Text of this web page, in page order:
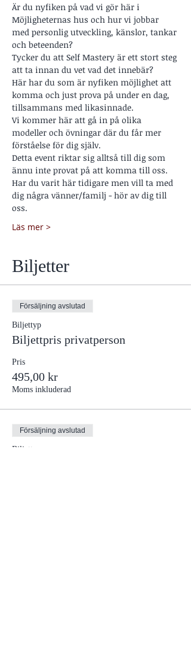
Är du nyfiken på vad vi gör här i
Möjligheternas hus och hur vi jobbar
med personlig utveckling, känslor, tankar
och beteenden?
Tycker du att Self Mastery är ett stort steg
att ta innan du vet vad det innebär?
Här har du som är nyfiken möjlighet att
komma och just prova på under en dag,
tillsammans med likasinnade.
Vi kommer här att gå in på olika
modeller och övningar där du får mer
förståelse för dig själv.
Detta event riktar sig alltså till dig som
ännu inte provat på att komma till oss.
Har du varit här tidigare men vill ta med
dig några vänner/familj - hör av dig till
oss.
Läs mer >
Biljetter
Försäljning avslutad
Biljettyp
Biljettpris privatperson
Pris
495,00 kr
Moms inkluderad
Försäljning avslutad
Biljettyp